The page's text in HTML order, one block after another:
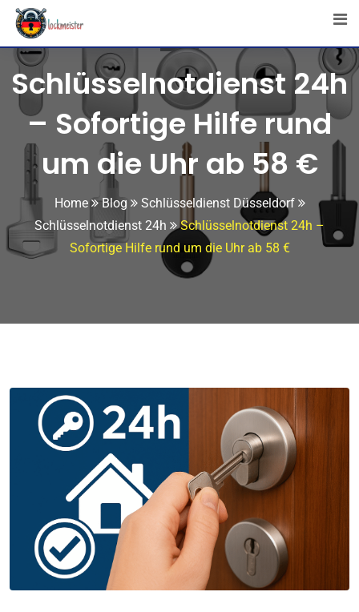
Schlüsselnotdienst 24h
– Sofortige Hilfe rund
um die Uhr ab 58 €
Home Blog
Schlüsseldienst Düsseldorf
Schlüsselnotdienst 24h
Schlüsselnotdienst 24h –
Sofortige Hilfe rund um die Uhr ab 58 €